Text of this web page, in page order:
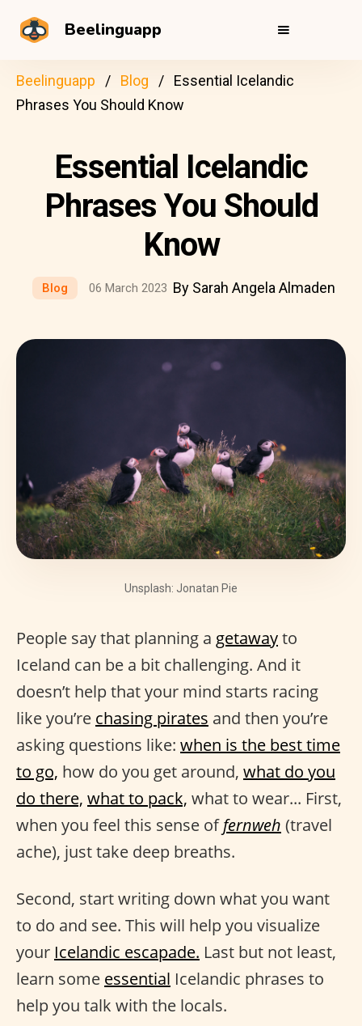
Beelinguapp
Beelinguapp Blog
Essential Icelandic
Phrases You Should Know
Essential Icelandic
Phrases You Should
Know
Blog 06 March 2023 By Sarah Angela Almaden
Unsplash: Jonatan Pie
People say that planning a getawayto
Iceland can be a bit challenging. And it
doesn’t help that your mind starts racing
like you’re chasing pirates and then you’re
asking questions like: when is the best time
to go, how do you get around, what do you
do there, what to pack, what to wear... First,
when you feel this sense offernweh (travel
ache), just take deep breaths.
Second, start writing down what you want
to do and see. This will help you visualize
your Icelandic escapade. Last but not least,
learn some essential Icelandic phrases to
help you talk with the locals.